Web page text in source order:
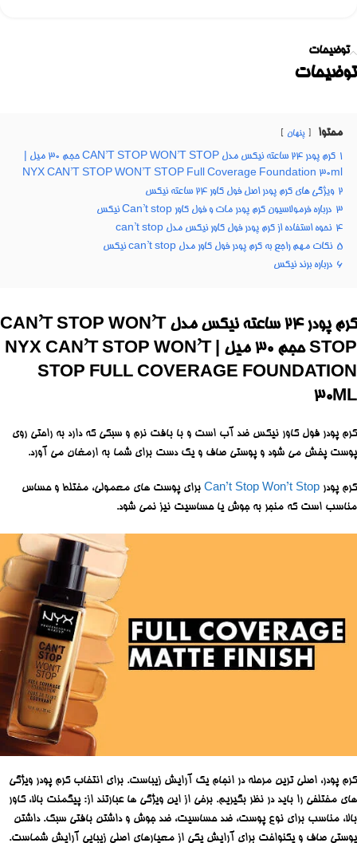
توضیحات
توضیحات
محتوا پنهان
1
کرم پودر ۲۴ ساعته نیکس مدل CAN’T STOP WON’T STOP حجم ۳۰ میل |
NYX CAN’T STOP WON’T STOP Full Coverage Foundation 30ml
2 ویژگی های کرم پودر اصل فول کاور ۲۴ ساعته نیکس
3 درباره فرمولاسیون کرم پودر مات و فول کاور Can’t stop نیکس
4 نحوه استفاده از کرم پودر فول کاور نیکس مدل can’t stop
5 نکات مهم راجع به کرم پودر فول کاور مدل can’t stop نیکس
6 درباره برند نیکس
کرم پودر ۲۴ ساعته نیکس مدل CAN’T STOP WON’T
STOP حجم ۳۰ میل | NYX CAN’T STOP WON’T
STOP FULL COVERAGE FOUNDATION
30ML
کرم پودر فول کاور نیکس ضد آب است و با بافت نرم و سبکی که دارد به راحتی روی
پوست پخش می شود و پوستی صاف و یک دست برای شما به ارمغان می آورد.
کرم پودر Can’t Stop Won’t Stop برای پوست های معمولی، مختلط و حساس
مناسب است که منجر به جوش یا حساسیت نیز نمی شود.
کرم پودر، اصلی ترین مرحله در انجام یک آرایش زیباست. برای انتخاب کرم پودر ویژگی
های مختلفی را باید در نظر بگیریم. برخی از این ویژگی ها عبارتند از: پیگمنت بالا، کاور
بالا، مناسب برای نوع پوست، ضد حساسیت، ضد جوش و داشتن بافتی سبک. داشتن
پوستی صاف و یکنواخت برای آرایش یکی از معیارهای اصلی زیبایی آرایش شماست.